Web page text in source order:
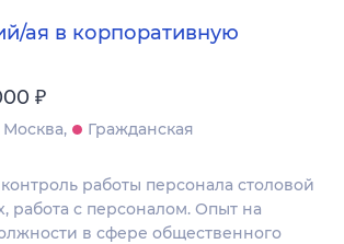
ая в корпоративную
₽
Москва
Гражданская
работы персонала столовой
работа с персоналом. Опыт на
в сфере общественного